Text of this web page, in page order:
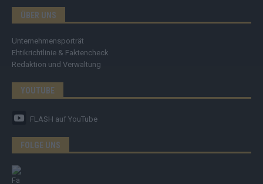
ÜBER UNS
Unternehmensporträt
Ehtikrichtlinie & Faktencheck
Redaktion und Verwaltung
YOUTUBE
FLASH auf YouTube
FOLGE UNS